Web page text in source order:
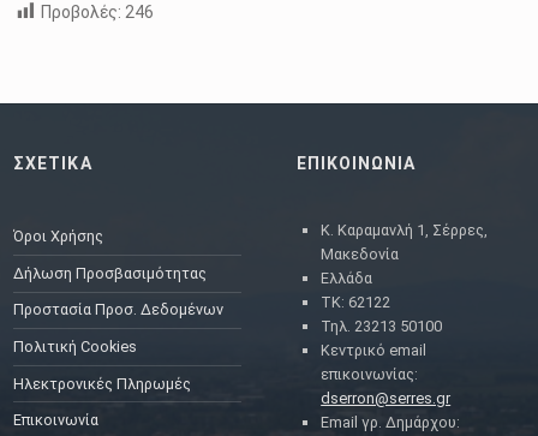
Προβολές: 246
ΣΧΕΤΙΚΑ
Όροι Χρήσης
Δήλωση Προσβασιμότητας
Προστασία Προσ. Δεδομένων
Πολιτική Cookies
Ηλεκτρονικές Πληρωμές
Επικοινωνία
ΕΠΙΚΟΙΝΩΝΙΑ
Κ. Καραμανλή 1, Σέρρες,
Μακεδονία
Ελλάδα
ΤΚ: 62122
Τηλ. 23213 50100
Κεντρικό email
επικοινωνίας:
dserron@serres.gr
Email γρ. Δημάρχου: